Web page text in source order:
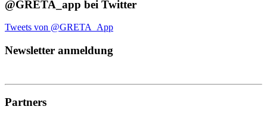
@GRETA_app bei Twitter
Tweets von @GRETA_App
Newsletter anmeldung
Partners